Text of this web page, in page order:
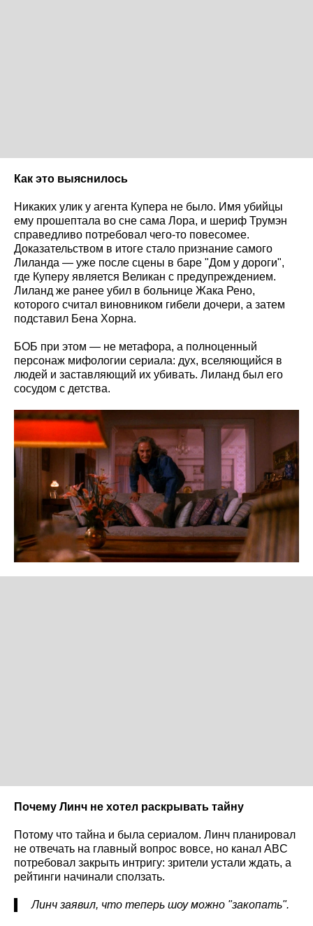
Как это выяснилось
Никаких улик у агента Купера не было. Имя убийцы
ему прошептала во сне сама Лора, и шериф Трумэн
справедливо потребовал чего-то повесомее.
Доказательством в итоге стало признание самого
Лиланда — уже после сцены в баре "Дом у дороги",
где Куперу является Великан с предупреждением.
Лиланд же ранее убил в больнице Жака Рено,
которого считал виновником гибели дочери, а затем
подставил Бена Хорна.
БОБ при этом — не метафора, а полноценный
персонаж мифологии сериала: дух, вселяющийся в
людей и заставляющий их убивать. Лиланд был его
сосудом с детства.
Почему Линч не хотел раскрывать тайну
Потому что тайна и была сериалом. Линч планировал
не отвечать на главный вопрос вовсе, но канал ABC
потребовал закрыть интригу: зрители устали ждать, а
рейтинги начинали сползать.
Линч заявил, что теперь шоу можно "закопать".